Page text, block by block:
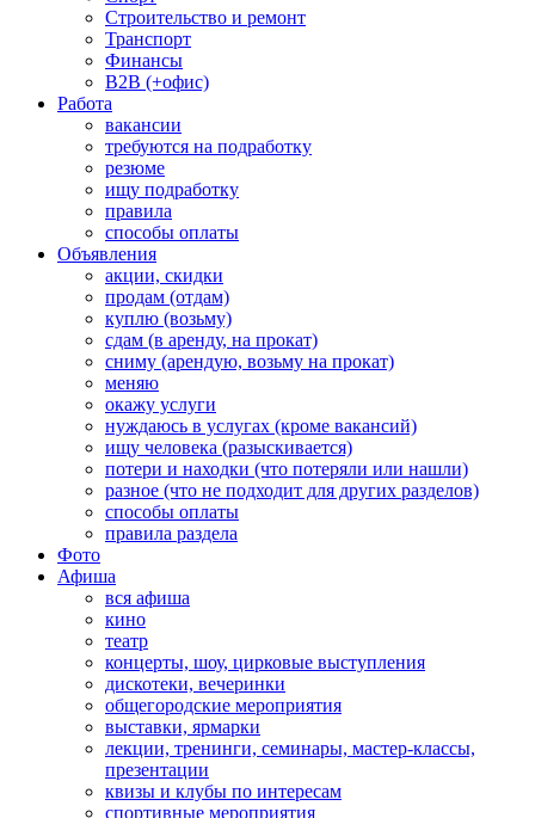
Строительство и ремонт
Транспорт
Финансы
B2B (+офис)
Работа
вакансии
требуются на подработку
резюме
ищу подработку
правила
способы оплаты
Объявления
акции, скидки
продам (отдам)
куплю (возьму)
сдам (в аренду, на прокат)
сниму (арендую, возьму на прокат)
меняю
окажу услуги
нуждаюсь в услугах (кроме вакансий)
ищу человека (разыскивается)
потери и находки (что потеряли или нашли)
разное (что не подходит для других разделов)
способы оплаты
правила раздела
Фото
Афиша
вся афиша
кино
театр
концерты, шоу, цирковые выступления
дискотеки, вечеринки
общегородские мероприятия
выставки, ярмарки
лекции, тренинги, семинары, мастер-классы,
презентации
квизы и клубы по интересам
спортивные мероприятия